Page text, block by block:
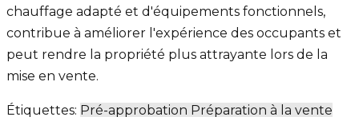
chauffage adapté et d'équipements fonctionnels,
contribue à améliorer l'expérience des occupants et
peut rendre la propriété plus attrayante lors de la
mise en vente.
Étiquettes: Pré-approbation Préparation à la vente